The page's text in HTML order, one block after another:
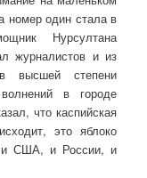
номер один стала в
Нурсултана
журналистов и из
высшей степени
в городе
что каспийская
это яблоко
и США, и России, и